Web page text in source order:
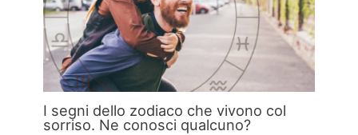
I segni dello zodiaco che vivono col
sorriso. Ne conosci qualcuno?